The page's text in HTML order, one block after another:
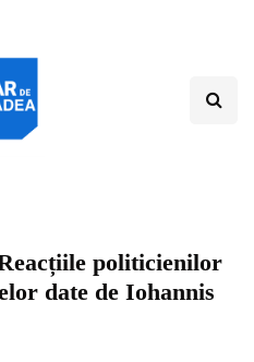
politicienilor
date de Iohannis